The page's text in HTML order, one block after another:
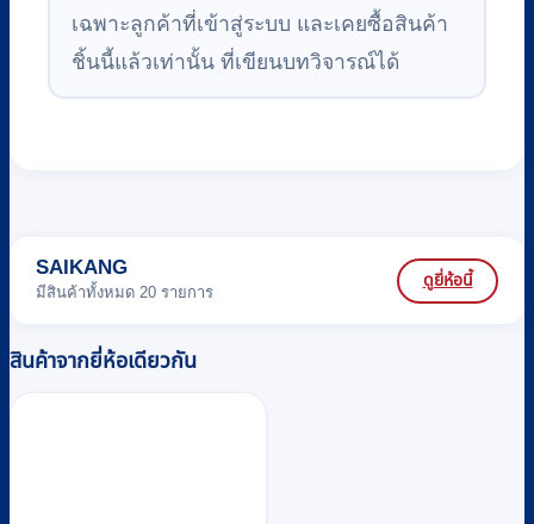
เฉพาะลูกค้าที่เข้าสู่ระบบ และเคยซื้อสินค้า
ชิ้นนี้แล้วเท่านั้น ที่เขียนบทวิจารณ์ได้
SAIKANG
มีสินค้าทั้งหมด 20 รายการ
ดูยี่ห้อนี้
สินค้าจากยี่ห้อเดียวกัน